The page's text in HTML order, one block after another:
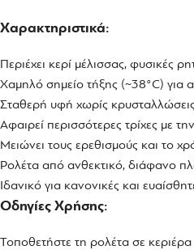
Χαρακτηριστικά:
Περιέχει κερί μέλισσας, φυσικές
Χαμηλό σημείο τήξης (~38°C) για
Σταθερή υφή χωρίς
Αφαιρεί περισσότερες τρίχες με
Μειώνει τους ερεθισμούς και το
Ρολέτα από ανθεκτικό, διάφανο
Ιδανικό για κανονικές και
Οδηγίες Χρήσης:
Τοποθετήστε τη ρολέτα σε